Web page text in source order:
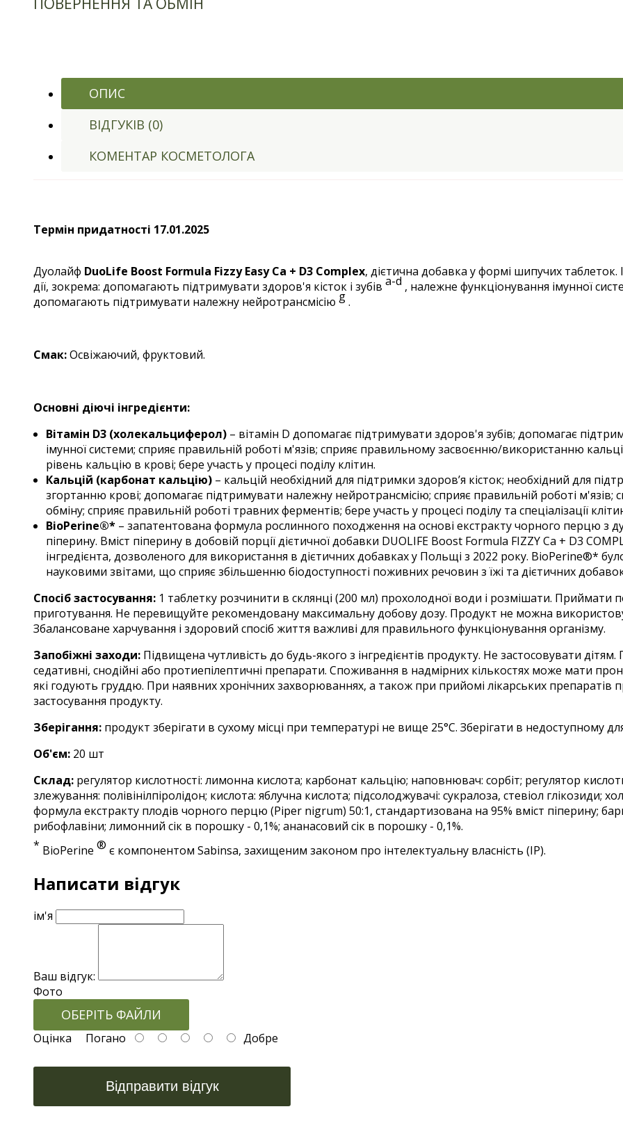
ОПИС
ВІДГУКІВ (0)
КОМЕНТАР КОСМЕТОЛОГА
Термін придатності 17.01.2025
Дуолайф DuoLife Boost Formula Fizzy Easy Ca + D3 Complex, дієтична добавка у формі шипучих таблеток.
дії, зокрема: допомагають підтримувати здоров'я кісток і зубів a-d , належне функціонування імунної
допомагають підтримувати належну нейротрансмісію g.
Смак:Освіжаючий, фруктовий.
Основні діючі інгредієнти:
Вітамін D3 (холекальциферол)– вітамін D допомагає підтримувати здоров'я зубів; допомагає
імунної системи; сприяє правильній роботі м'язів; сприяє правильному засвоєнню/використанню
рівень кальцію в крові; бере участь у процесі поділу клітин.
Кальцій (карбонат кальцію)– кальцій необхідний для підтримки здоров’я кісток; необхідний для
згортанню крові; допомагає підтримувати належну нейротрансмісію; сприяє правильній роботі
обміну; сприяє правильній роботі травних ферментів; бере участь у процесі поділу та спеціалізації
BioPerine®*– запатентована формула рослинного походження на основі екстракту чорного перцю з
піперину. Вміст піперину в добовій порції дієтичної добавки DUOLIFE Boost Formula FIZZY Ca + D3
інгредієнта, дозволеного для використання в дієтичних добавках у Польщі з 2022 року. BioPerine®*
науковими звітами, що сприяє збільшенню біодоступності поживних речовин з їжі та дієтичних
Спосіб застосування: 1 таблетку розчинити в склянці (200 мл) прохолодної води і розмішати. Приймати
приготування. Не перевищуйте рекомендовану максимальну добову дозу. Продукт не можна
Збалансоване харчування і здоровий спосіб життя важливі для правильного функціонування організму.
Запобіжні заходи: Підвищена чутливість до будь-якого з інгредієнтів продукту. Не застосовувати
седативні, снодійні або протиепілептичні препарати. Споживання в надмірних кількостях може мати
які годують груддю. При наявних хронічних захворюваннях, а також при прийомі лікарських препаратів
застосування продукту.
Зберігання: продукт зберігати в сухому місці при температурі не вище 25°С. Зберігати в недоступному
Об'єм: 20 шт
Склад: регулятор кислотності: лимонна кислота; карбонат кальцію; наповнювач: сорбіт; регулятор
злежування: полівінілпіролідон; кислота: яблучна кислота; підсолоджувачі: сукралоза, стевіол глікозиди;
формула екстракту плодів чорного перцю (Piper nigrum) 50:1, стандартизована на 95% вміст піперину;
рибофлавіни; лимонний сік в порошку - 0,1%; ананасовий сік в порошку - 0,1%.
* BioPerine ® є компонентом Sabinsa, захищеним законом про інтелектуальну власність (IP).
Написати відгук
ім'я
Ваш відгук:
Фото
ОБЕРІТЬ ФАЙЛИ
Оцінка Погано Добре
Відправити відгук